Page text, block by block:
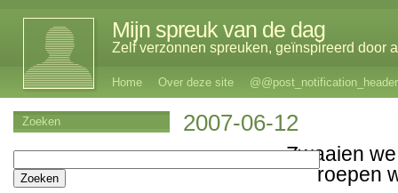
Mijn spreuk van de dag
Zelf verzonnen spreuken, geïnspireerd door
Home Over deze site @@post_notification_header
2007-06-12
Zwaaien
roepen
Zoeken